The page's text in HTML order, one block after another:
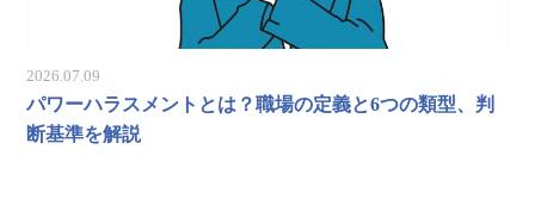
2026.07.09
パワーハラスメントとは？職場の定義と6つの類型、判
断基準を解説